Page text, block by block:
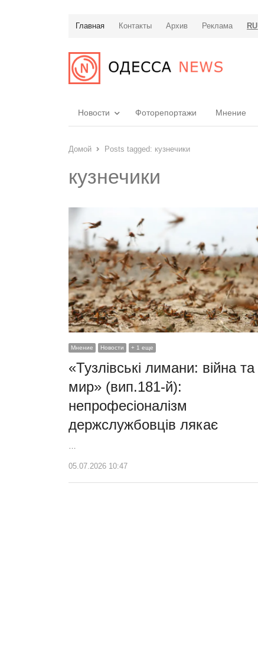
Главная Контакты Архив Реклама RU
Новости Фоторепортажи Мнение
Домой Posts tagged: кузнечики
кузнечики
Мнение Новости + 1 еще
«Тузлівські лимани: війна та
мир» (вип.181-й):
непрофесіоналізм
держслужбовців лякає
05.07.2026 10:47